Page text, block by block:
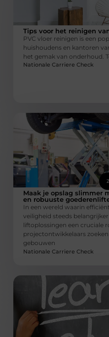
Tips voor het reinigen
PVC vloer reinigen is een
huishoudens en kantoren
het gemak van onderhoud.
Nationale Carriere Check
Maak je opslag slimmer
en robuuste
In een wereld waarin
veiligheid steeds
liftoplossingen een cruciale
projectontwikkelaars
gebouwen
Nationale Carriere Check